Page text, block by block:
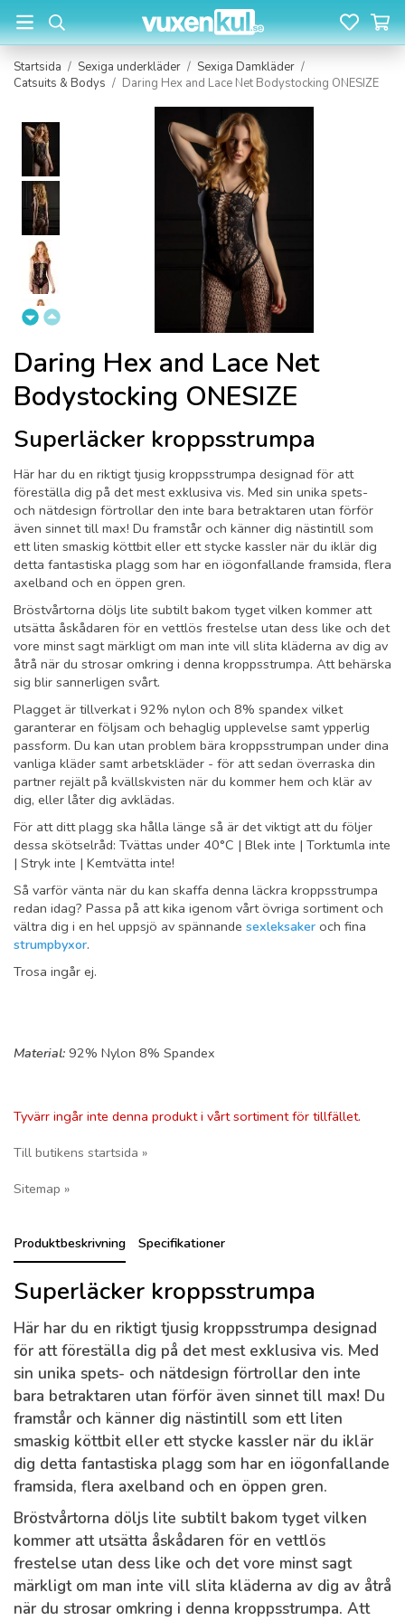
Startsida / Sexiga underkläder / Sexiga Damkläder /
Catsuits & Bodys / Daring Hex and Lace Net Bodystocking ONESIZE
Daring Hex and Lace Net
Bodystocking ONESIZE
Superläcker kroppsstrumpa
Här har du en riktigt tjusig kroppsstrumpa designad för att
föreställa dig på det mest exklusiva vis. Med sin unika spets-
och nätdesign förtrollar den inte bara betraktaren utan förför
även sinnet till max! Du framstår och känner dig nästintill som
ett liten smaskig köttbit eller ett stycke kassler när du iklär dig
detta fantastiska plagg som har en iögonfallande framsida, flera
axelband och en öppen gren.
Bröstvårtorna döljs lite subtilt bakom tyget vilken kommer att
utsätta åskådaren för en vettlös frestelse utan dess like och det
vore minst sagt märkligt om man inte vill slita kläderna av dig av
åtrå när du strosar omkring i denna kroppsstrumpa. Att behärska
sig blir sannerligen svårt.
Plagget är tillverkat i 92% nylon och 8% spandex vilket
garanterar en följsam och behaglig upplevelse samt ypperlig
passform. Du kan utan problem bära kroppsstrumpan under dina
vanliga kläder samt arbetskläder - för att sedan överraska din
partner rejält på kvällskvisten när du kommer hem och klär av
dig, eller låter dig avklädas.
För att ditt plagg ska hålla länge så är det viktigt att du följer
dessa skötselråd: Tvättas under 40°C | Blek inte | Torktumla inte
| Stryk inte | Kemtvätta inte!
Så varför vänta när du kan skaffa denna läckra kroppsstrumpa
redan idag? Passa på att kika igenom vårt övriga sortiment och
vältra dig i en hel uppsjö av spännande sexleksaker och fina
strumpbyxor.
Trosa ingår ej.
Material: 92% Nylon 8% Spandex
Tyvärr ingår inte denna produkt i vårt sortiment för tillfället.
Till butikens startsida »
Sitemap »
Produktbeskrivning Specifikationer
Superläcker kroppsstrumpa
Här har du en riktigt tjusig kroppsstrumpa designad
för att föreställa dig på det mest exklusiva vis. Med
sin unika spets- och nätdesign förtrollar den inte
bara betraktaren utan förför även sinnet till max! Du
framstår och känner dig nästintill som ett liten
smaskig köttbit eller ett stycke kassler när du iklär
dig detta fantastiska plagg som har en iögonfallande
framsida, flera axelband och en öppen gren.
Bröstvårtorna döljs lite subtilt bakom tyget vilken
kommer att utsätta åskådaren för en vettlös
frestelse utan dess like och det vore minst sagt
märkligt om man inte vill slita kläderna av dig av åtrå
när du strosar omkring i denna kroppsstrumpa. Att